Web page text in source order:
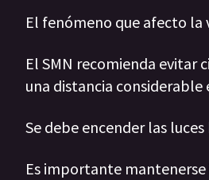
El fenómeno que afecto la
El SMN recomienda evitar
una distancia
Se debe encender las
Es importante